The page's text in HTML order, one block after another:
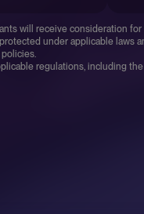
will receive consideration
under applicable
regulations, including